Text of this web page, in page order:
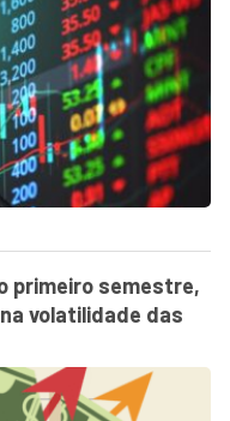
primeiro semestre,
volatilidade das